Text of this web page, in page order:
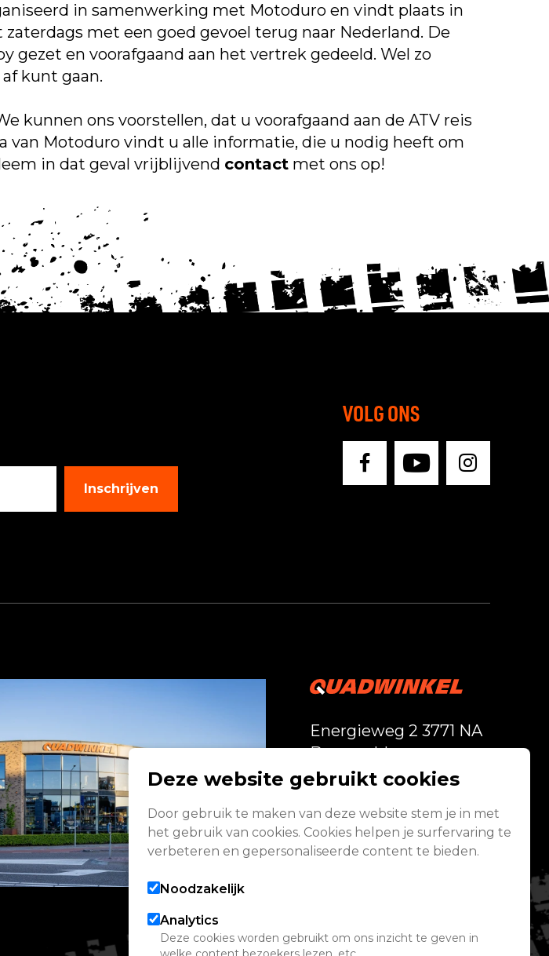
in samenwerking met Motoduro en vindt plaats in
met een goed gevoel terug naar Nederland. De
en voorafgaand aan het vertrek gedeeld. Wel zo
kunt gaan.
kunnen ons voorstellen, dat u voorafgaand aan de ATV reis
van Motoduro vindt u alle informatie, die u nodig heeft om
in dat geval vrijblijvend contact met ons op!
Inschrijven
VOLG ONS
Energieweg 2 3771 NA
Barneveld
van 08:00 - 17:00
Alle openingstijden
Deze website gebruikt cookies
Door gebruik te maken van deze website stem je in met
het gebruik van cookies. Cookies helpen je surfervaring te
verbeteren en gepersonaliseerde content te bieden.
Noodzakelijk
Analytics
Deze cookies worden gebruikt om ons inzicht te geven in